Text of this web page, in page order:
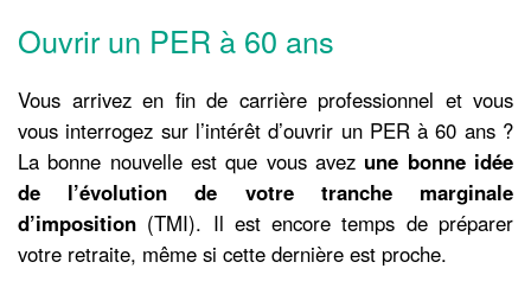
Ouvrir un PER à 60 ans
Vous arrivez en fin de carrière professionnel et vous
vous interrogez sur l’intérêt d’ouvrir un PER à 60 ans ?
La bonne nouvelle est que vous avez une bonne idée
de l’évolution de votre tranche marginale
d’imposition (TMI). Il est encore temps de préparer
votre retraite, même si cette dernière est proche.